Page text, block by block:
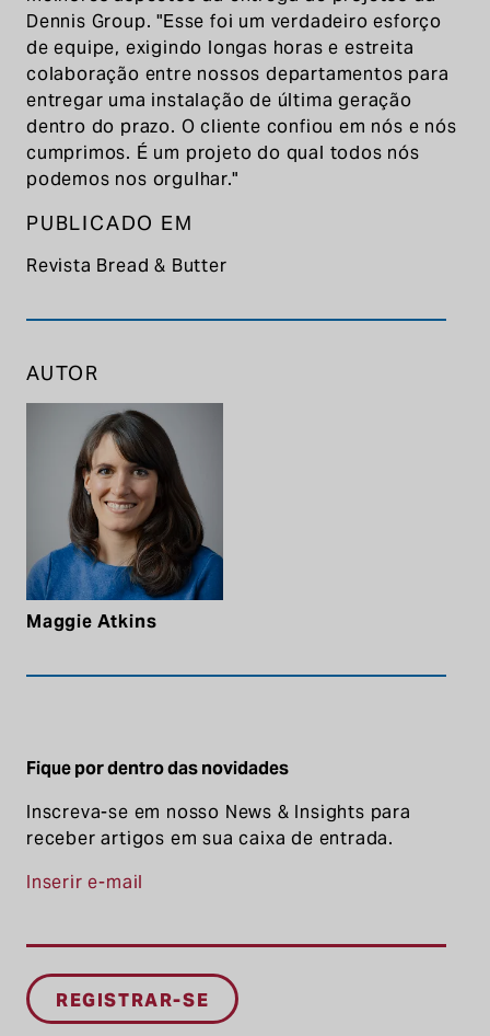
Dennis Group. "Esse foi um verdadeiro esforço
de equipe, exigindo longas horas e estreita
colaboração entre nossos departamentos para
entregar uma instalação de última geração
dentro do prazo. O cliente confiou em nós e nós
cumprimos. É um projeto do qual todos nós
podemos nos orgulhar."
PUBLICADO EM
Revista Bread & Butter
AUTOR
Maggie Atkins
Fique por dentro das novidades
Inscreva-se em nosso News & Insights para
receber artigos em sua caixa de entrada.
Inserir e-mail